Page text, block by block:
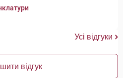
Усі відгуки
відгук